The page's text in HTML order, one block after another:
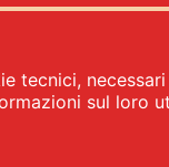
Menù srl - Dal 1932
tecnici,
sul loro